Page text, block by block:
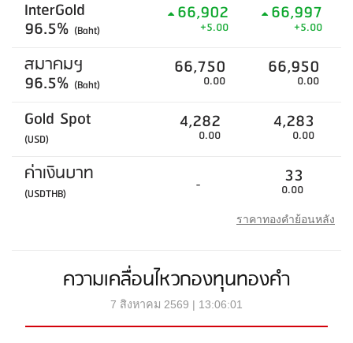
InterGold
96.5% (Baht)
66,902
+5.00
66,997
+5.00
สมาคมฯ
96.5% (Baht)
66,750
0.00
66,950
0.00
Gold Spot
(USD)
4,282
0.00
4,283
0.00
ค่าเงินบาท
(USDTHB) - 33
0.00
ราคาทองคำย้อนหลัง
ความเคลื่อนไหวกองทุนทองคำ
7 สิงหาคม 2569 | 13:06:01